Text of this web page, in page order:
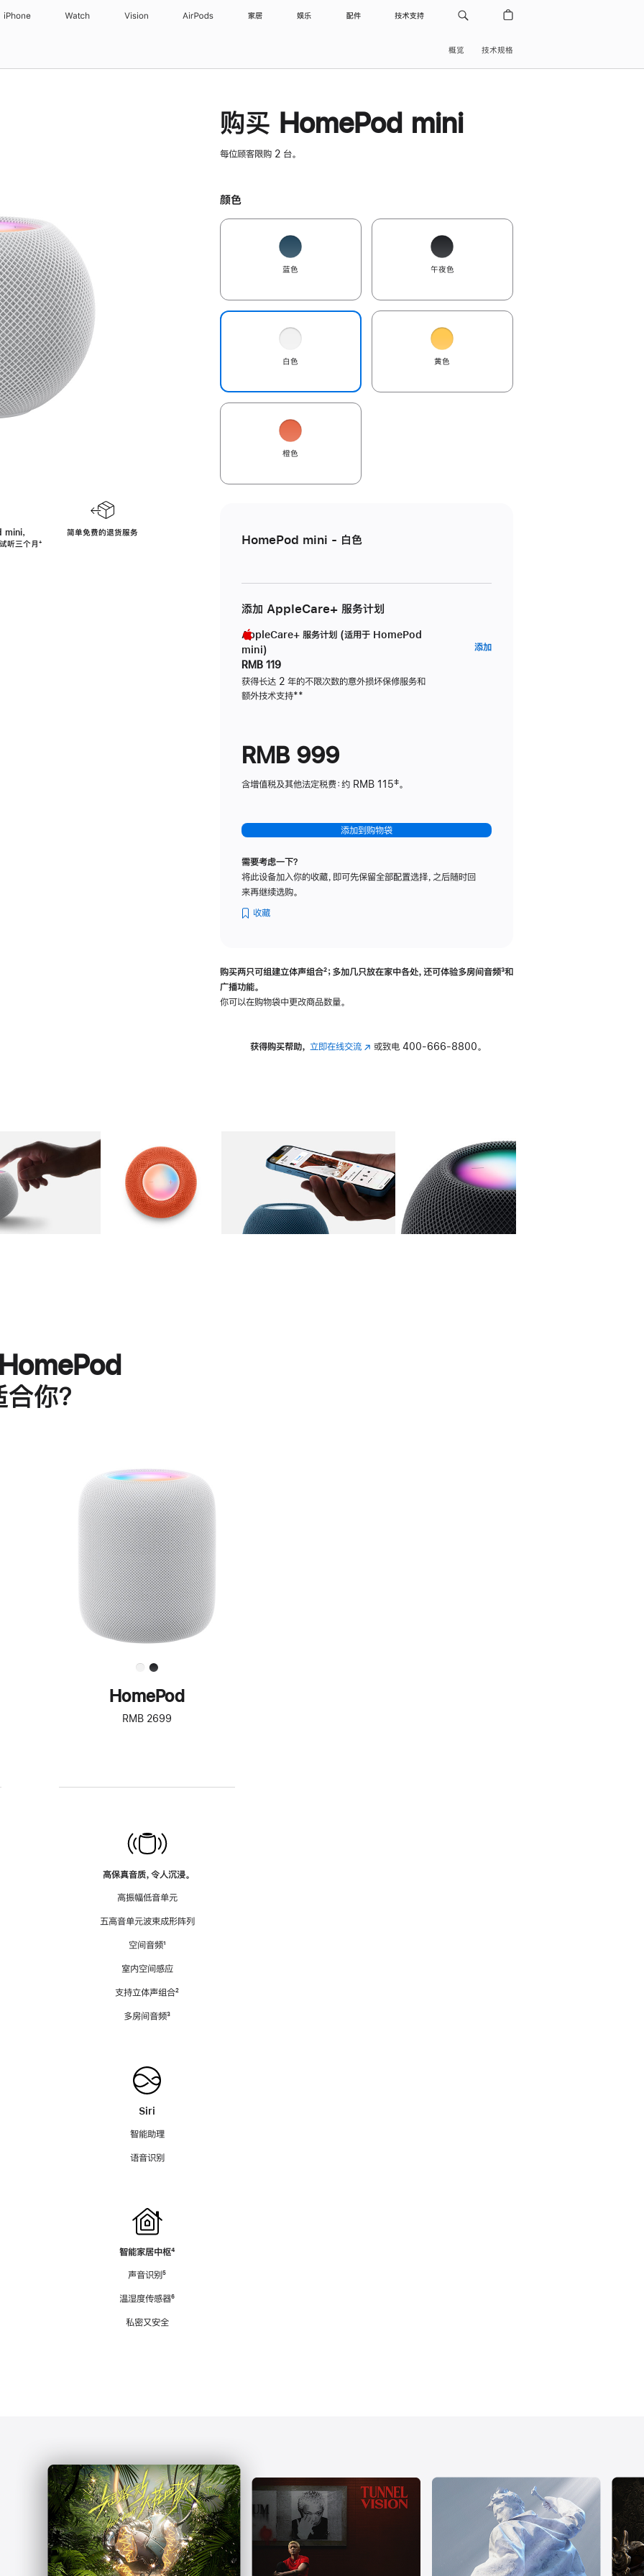
iPhone Watch Vision AirPods 家居 娱乐 配件 技术支持
概览 技术规格
，
听三个月脚
⁺
简单免费的退货服务
购买 HomePod mini
每位顾客限购 2 台。
颜色
蓝色 午夜色
白色 黄色
橙色
HomePod mini - 白色
添加 AppleCare+ 服务计划
AppleCare+ 服务计划 (适用于 HomePod
mini)
RMB 119
获得长达 2 年的不限次数的意外损坏保修服务和
额外技术支持脚
**
添加AppleCare+
RMB 999
含增值税及其他法定税费：约 RMB 115‡。
添加到购物袋
需要考虑一下？
将此设备加入你的收藏，即可先保留全部配置选择，之后随时回
来再继续选购。
收藏
购买两只可组建立体声组合脚
²；多加几只放在家中各处，还可体验多‍房‍间音频脚
³和
广播功能。
你可以在购物袋中更改商品数量。
获得购买帮助， 立即在线交流(在 或致电 400-666-8800。
图库 图像 图库 图像 图库 图像 4 图库 图像 5
你？
进
一
步
了
解
HomePod<
HomePod
RMB 2699
高保真音质，令人沉浸。
高振幅低音单元
五高音单元波束成形阵列
空间音频脚
¹
室内空间感应
支持立体声组合脚
²
多房间音频脚
³
Siri
智能助理
语音识别
智能家居中枢脚
⁴
声音识别脚
⁵
温湿度传感器脚
⁶
私密又安全